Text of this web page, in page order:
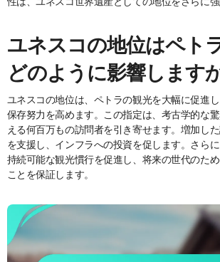
ユネスコの地位はペト
どのように影響します
ユネスコの地位は、ペトラの観光を大幅に促進
保存努力を高めます。この指定は、考古学的な
える何百万もの訪問者を引き寄せます。増加し
を支援し、インフラへの投資を促します。さら
持続可能な観光慣行を促進し、将来の世代のた
ことを保証します。